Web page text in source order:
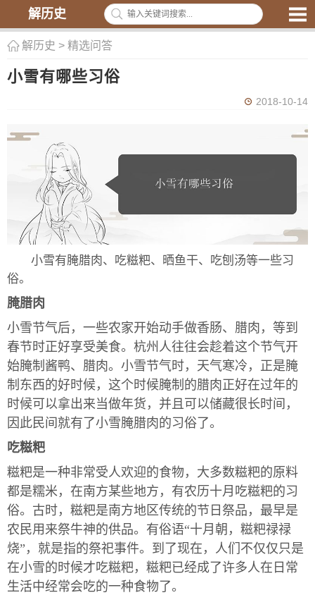
解历史
解历史 > 精选问答
小雪有哪些习俗
2018-10-14
小雪有腌腊肉、吃糍粑、晒鱼干、吃刨汤等一些习
俗。
腌腊肉
小雪节气后，一些农家开始动手做香肠、腊肉，等到
春节时正好享受美食。杭州人往往会趁着这个节气开
始腌制酱鸭、腊肉。小雪节气时，天气寒冷，正是腌
制东西的好时候，这个时候腌制的腊肉正好在过年的
时候可以拿出来当做年货，并且可以储藏很长时间，
因此民间就有了小雪腌腊肉的习俗了。
吃糍粑
糍粑是一种非常受人欢迎的食物，大多数糍粑的原料
都是糯米，在南方某些地方，有农历十月吃糍粑的习
俗。古时，糍粑是南方地区传统的节日祭品，最早是
农民用来祭牛神的供品。有俗语“十月朝，糍粑禄禄
烧”，就是指的祭祀事件。到了现在，人们不仅仅只是
在小雪的时候才吃糍粑，糍粑已经成了许多人在日常
生活中经常会吃的一种食物了。